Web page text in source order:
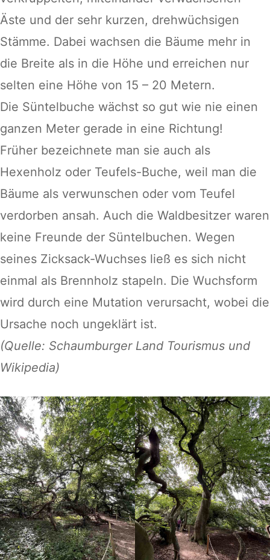
Äste und der sehr kurzen, drehwüchsigen
Stämme. Dabei wachsen die Bäume mehr in
die Breite als in die Höhe und erreichen nur
selten eine Höhe von 15 – 20 Metern.
Die Süntelbuche wächst so gut wie nie einen
ganzen Meter gerade in eine Richtung!
Früher bezeichnete man sie auch als
Hexenholz oder Teufels-Buche, weil man die
Bäume als verwunschen oder vom Teufel
verdorben ansah. Auch die Waldbesitzer waren
keine Freunde der Süntelbuchen. Wegen
seines Zicksack-Wuchses ließ es sich nicht
einmal als Brennholz stapeln. Die Wuchsform
wird durch eine Mutation verursacht, wobei die
Ursache noch ungeklärt ist.
(Quelle: Schaumburger Land Tourismus und
Wikipedia)